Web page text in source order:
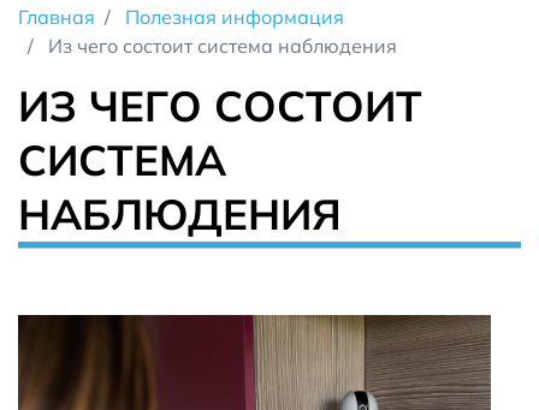
Главная
Полезная информация
Из чего состоит система наблюдения
ИЗ ЧЕГО СОСТОИТ
СИСТЕМА
НАБЛЮДЕНИЯ